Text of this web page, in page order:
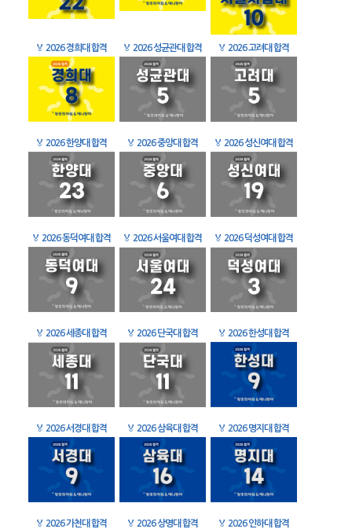
🏅 2026 경희대 합격 🏅 2026 성균관대 합격 🏅 2026 고려대 합격
🏅 2026 한양대 합격 🏅 2026 중앙대 합격 🏅 2026 성신여대 합격
🏅 2026 동덕여대 합격 🏅 2026 서울여대 합격 🏅 2026 덕성여대 합격
🏅 2026 세종대 합격 🏅 2026 단국대 합격 🏅 2026 한성대 합격
🏅 2026 서경대 합격 🏅 2026 삼육대 합격 🏅 2026 명지대 합격
🏅 2026 가천대 합격 🏅 2026 상명대 합격 🏅 2026 인하대 합격